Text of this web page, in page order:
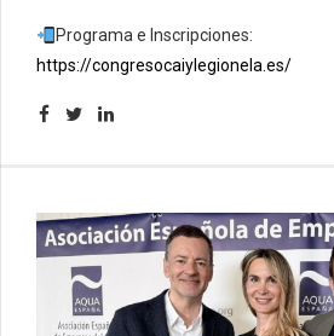
Programa e Inscripciones:
https://congresocaiylegionela.es/